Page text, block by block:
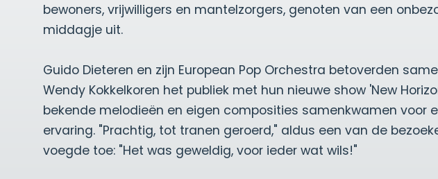
bewoners, vrijwilligers en mantelzorgers, genoten van een
middagje uit.
Guido Dieteren en zijn European Pop Orchestra betoverden
Wendy Kokkelkoren het publiek met hun nieuwe show 'New
bekende melodieën en eigen composities samenkwamen voor
ervaring. "Prachtig, tot tranen geroerd," aldus een van de
voegde toe: "Het was geweldig, voor ieder wat wils!"